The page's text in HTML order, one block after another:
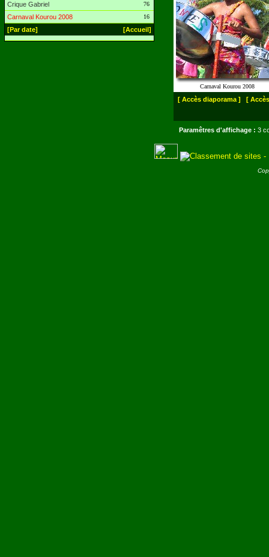
Crique Gabriel 76
Carnaval Kourou 2008 16
[Par date] [Accueil]
Carnaval Kourou 2008
[ Accès diaporama ] [
Paramêtres d'affichage : 3